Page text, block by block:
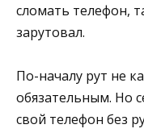
сломать телефон,
зарутовал.
По-началу рут не
обязательным. Но
свой телефон без